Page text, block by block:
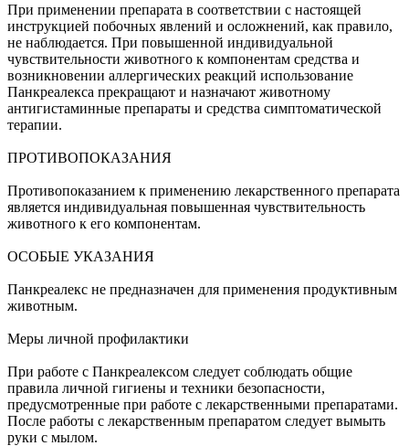
При применении препарата в соответствии с настоящей
инструкцией побочных явлений и осложнений, как правило,
не наблюдается. При повышенной индивидуальной
чувствительности животного к компонентам средства и
возникновении аллергических реакций использование
Панкреалекса прекращают и назначают животному
антигистаминные препараты и средства симптоматической
терапии.
ПРОТИВОПОКАЗАНИЯ
Противопоказанием к применению лекарственного препарата
является индивидуальная повышенная чувствительность
животного к его компонентам.
ОСОБЫЕ УКАЗАНИЯ
Панкреалекс не предназначен для применения продуктивным
животным.
Меры личной профилактики
При работе с Панкреалексом следует соблюдать общие
правила личной гигиены и техники безопасности,
предусмотренные при работе с лекарственными препаратами.
После работы с лекарственным препаратом следует вымыть
руки с мылом.